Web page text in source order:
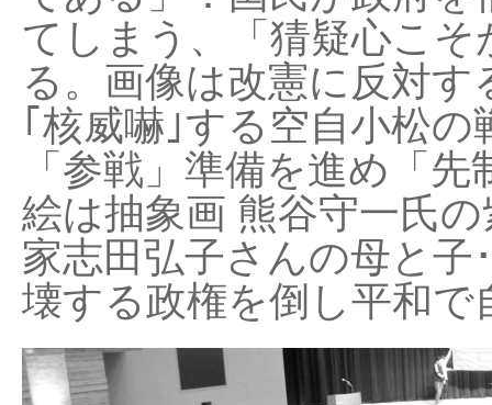
てしまう、「猜疑心こ
る。画像は改憲に反対
｢核威嚇｣する空自小松
「参戦」準備を進め「
絵は抽象画 熊谷守一氏
家志田弘子さんの母と子
壊する政権を倒し平和